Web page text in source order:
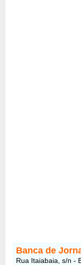
Banca de
Rua Itaiabaia, s/n -